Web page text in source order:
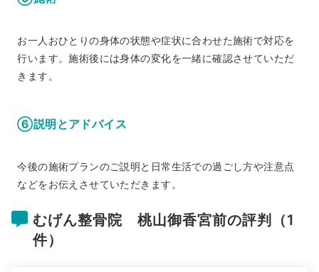
お一人おひとりの身体の状態や症状に合わせた施術で対応を
行います。施術後には身体の変化を一緒に確認させていただ
きます。
⑥説明とアドバイス
今後の施術プランのご説明と日常生活での過ごし方や注意点
などをお伝えさせていただきます。
むげん整骨院 桃山御香宮前の評判（1
件）